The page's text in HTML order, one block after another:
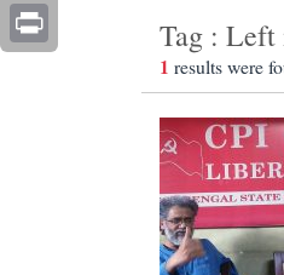
Tag : Left
1 results were
Gmail